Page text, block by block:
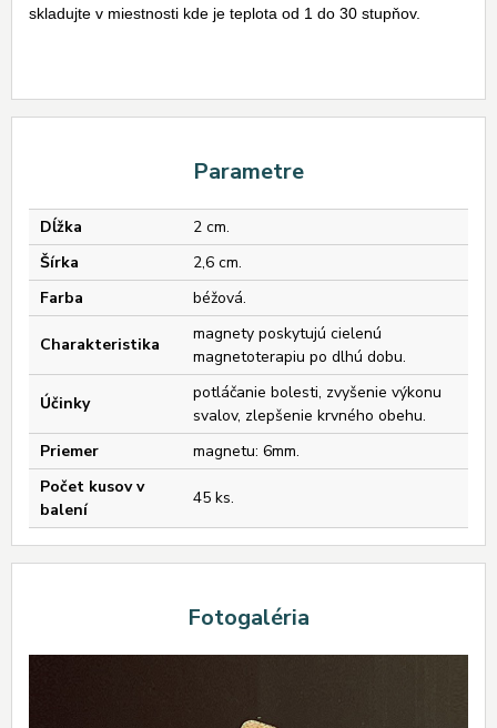
skladujte v miestnosti kde je teplota od 1 do 30 stupňov.
Parametre
Dĺžka
2 cm.
Šírka
2,6 cm.
Farba
béžová.
Charakteristika
magnety poskytujú cielenú
magnetoterapiu po dlhú dobu.
Účinky
potláčanie bolesti, zvyšenie výkonu
svalov, zlepšenie krvného obehu.
Priemer
magnetu: 6mm.
Počet kusov v
balení
45 ks.
Fotogaléria